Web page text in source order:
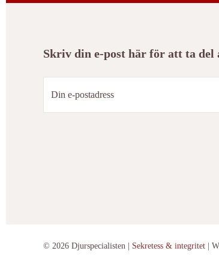
Skriv din e-post här för att ta del
© 2026 Djurspecialisten | Sekretess & integritet |